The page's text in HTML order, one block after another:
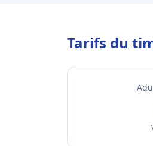
Tarifs du